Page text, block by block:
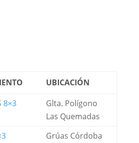
UBICACIÓN
8×3
Glta. Polígono
Las Quemadas
Grúas Córdoba